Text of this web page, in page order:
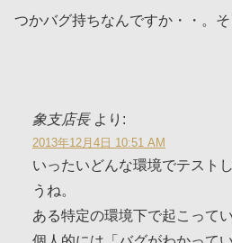
つかバグ持ちなんですか・・。そ
象支店長 より:
2013年12月4日 10:51 AM
いったいどんな環境でテスト
うね。
ある特定の環境下で起こって